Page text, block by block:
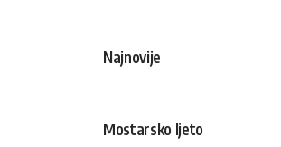
Najnovije
Mostarsko ljeto